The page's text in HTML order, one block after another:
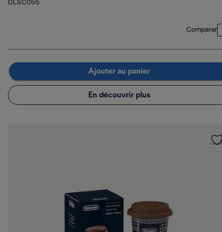
DLSC055
Comparer
Ajouter au panier
En découvrir plus